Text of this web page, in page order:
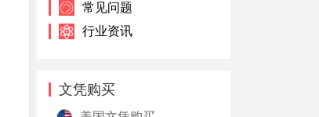
常见问题
行业资讯
文凭购买